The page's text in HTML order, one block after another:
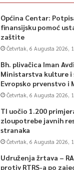
Općina Centar:
finansijsku pomoć
zaštite
Četvrtak, 6 Augusta 2026,
Bh. plivačica Iman
Ministarstva kulture i
Evropsko prvenstvo i
Četvrtak, 6 Augusta 2026,
TI uočio 1.200
zloupotrebe javnih
stranaka
Četvrtak, 6 Augusta 2026,
Udruženja žrtava –
protiv RTRS-a po